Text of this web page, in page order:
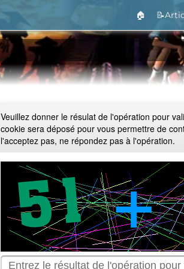
🏠
Veuillez donner le résulat de l'opération pour
cookie sera déposé pour vous permettre de
l'acceptez pas, ne répondez pas à l'opération.